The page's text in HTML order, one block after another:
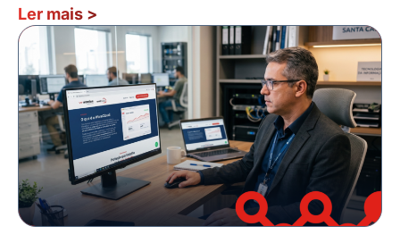
Ler mais >